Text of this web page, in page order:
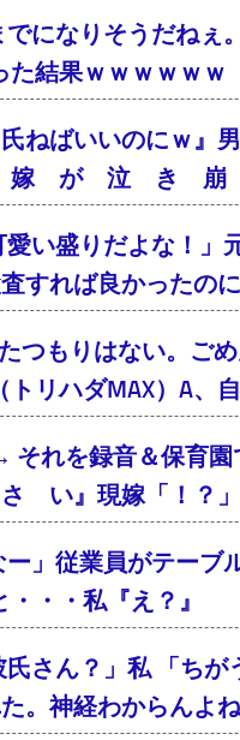
になりそうだねぇ
た結果ｗｗｗｗｗｗ
ねばいいのにｗ』
後、嫁 が 泣 き
い盛りだよな！」
すれば良かったのに
つもりはない。ご
リハダMAX）A、自
れを録音＆保育
』現嫁「！？」
」従業員がテーブ
・・私『え？』
ん？」私 「ちが
。神経わからんよね